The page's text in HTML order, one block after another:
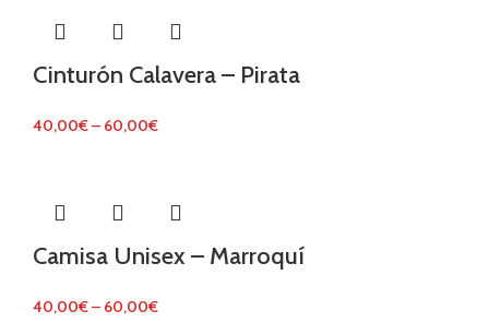
Cinturón Calavera – Pirata
40,00€– 60,00€
Camisa Unisex – Marroquí
40,00€– 60,00€